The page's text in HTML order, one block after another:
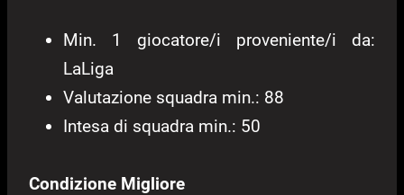
Min. 1 giocatore/i proveniente/i da:
LaLiga
Valutazione squadra min.: 88
Intesa di squadra min.: 50
Condizione Migliore